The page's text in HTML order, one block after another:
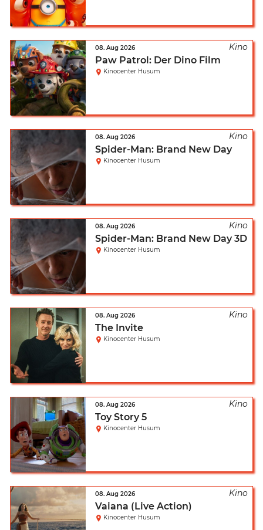
Paw Patrol: Der Dino Film
08. Aug 2026
Kinocenter Husum
Spider-Man: Brand New Day
08. Aug 2026
Kinocenter Husum
Spider-Man: Brand New Day 3D
08. Aug 2026
Kinocenter Husum
The Invite
08. Aug 2026
Kinocenter Husum
Toy Story 5
08. Aug 2026
Kinocenter Husum
Vaiana (Live Action)
08. Aug 2026
Kinocenter Husum